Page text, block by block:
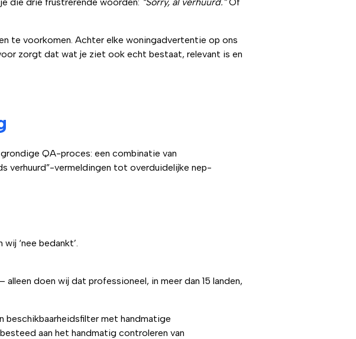
te voorkomen. Achter elke woningadvertentie op ons
zorgt dat wat je ziet ook echt bestaat, relevant is en
QA-proces: een combinatie van
verhuurd”-vermeldingen tot overduidelijke nep-
‘nee bedankt’.
doen wij dat professioneel, in meer dan 15 landen,
beschikbaarheidsfilter met handmatige
aan het handmatig controleren van